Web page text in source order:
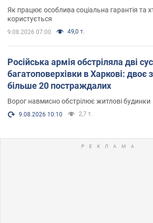
Як працює особлива соціальна гарантія та
користується
9.08.2026 07:00 49,0 т.
Російська армія обстріляла дві
багатоповерхівки в Харкові: двоє
більше 20 постраждалих
Ворог навмисно обстрілює житлові будинки
9.08.2026 10:10 2,7 т.